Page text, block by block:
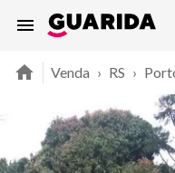
Venda › RS ›